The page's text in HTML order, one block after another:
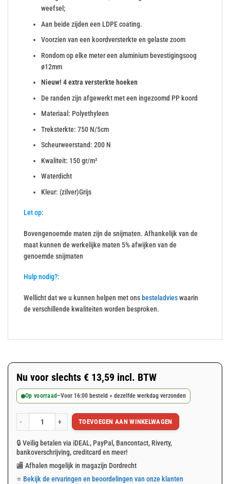
weefsel;
Aan beide zijden een LDPE coating.
Voorzien van een koordversterkte en gelaste zoom
Rondom op elke meter een aluminium bevestigingsoog
ø12mm
Nieuw! 4 extra versterkte hoeken
De randen zijn afgewerkt met een ingezoomd PP koord
Materiaal: Polyethyleen
Treksterkte: 750 N/5cm
Scheurweerstand: 200 N
Kwaliteit: 150 gr/m²
Waterdicht
Kleur: (zilver)Grijs
Let op:
Bovengenoemde maten zijn de snijmaten. Afhankelijk van de
maat kunnen de werkelijke maten 5% afwijken van de
genoemde snijmaten
Hulp nodig?:
Wellicht dat we u kunnen helpen met ons besteladvieswaarin
de verschillende kwaliteiten worden besproken.
Nu voor slechts € 13,59 incl. BTW
Op voorraad –Voor 16:00 besteld = dezelfde werkdag verzonden
Grijs afdekzeil 3x4m 150gr/m² aantalTOEVOEGEN AAN WINKELWAGEN
🔒 Veilig betalen via iDEAL, PayPal, Bancontact, Riverty,
bankoverschrijving, creditcard en meer!
🏬 Afhalen mogelijk in magazijn Dordrecht
⭐ Bekijk de ervaringen en beoordelingen van onze klanten